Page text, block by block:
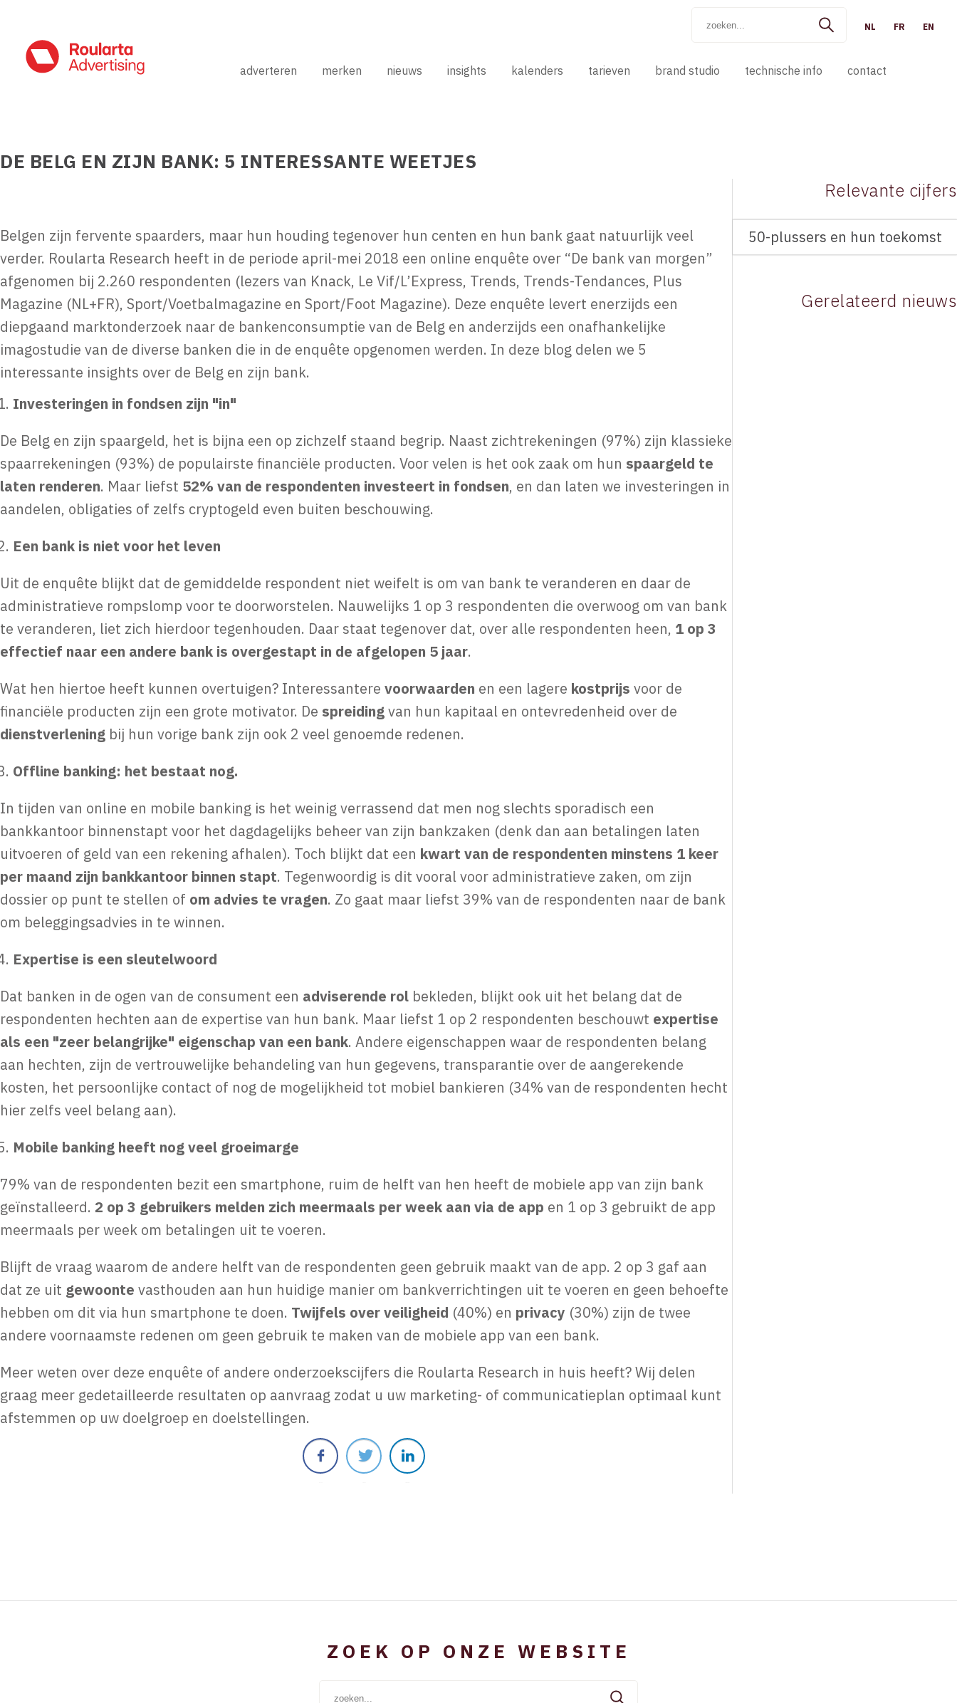
NL FR EN
adverteren merken nieuws insights kalenders tarieven brand studio technische info contact
DE BELG EN ZIJN BANK: 5 INTERESSANTE WEETJES
Belgen zijn fervente spaarders, maar hun houding tegenover hun centen en hun bank gaat natuurlijk veel
verder. Roularta Research heeft in de periode april-mei 2018 een online enquête over “De bank van morgen”
afgenomen bij 2.260 respondenten (lezers van Knack, Le Vif/L’Express, Trends, Trends-Tendances, Plus
Magazine (NL+FR), Sport/Voetbalmagazine en Sport/Foot Magazine). Deze enquête levert enerzijds een
diepgaand marktonderzoek naar de bankenconsumptie van de Belg en anderzijds een onafhankelijke
imagostudie van de diverse banken die in de enquête opgenomen werden. In deze blog delen we 5
interessante insights over de Belg en zijn bank.
Investeringen in fondsen zijn "in"
De Belg en zijn spaargeld, het is bijna een op zichzelf staand begrip. Naast zichtrekeningen (97%) zijn klassieke
spaarrekeningen (93%) de populairste financiële producten. Voor velen is het ook zaak om hun spaargeld te
laten renderen. Maar liefst 52% van de respondenten investeert in fondsen, en dan laten we investeringen in
aandelen, obligaties of zelfs cryptogeld even buiten beschouwing.
Een bank is niet voor het leven
Uit de enquête blijkt dat de gemiddelde respondent niet weifelt is om van bank te veranderen en daar de
administratieve rompslomp voor te doorworstelen. Nauwelijks 1 op 3 respondenten die overwoog om van bank
te veranderen, liet zich hierdoor tegenhouden. Daar staat tegenover dat, over alle respondenten heen, 1 op 3
effectief naar een andere bank is overgestapt in de afgelopen 5 jaar.
Wat hen hiertoe heeft kunnen overtuigen? Interessantere voorwaarden en een lagere kostprijs voor de
financiële producten zijn een grote motivator. De spreidingvan hun kapitaal en ontevredenheid over de
dienstverlening bij hun vorige bank zijn ook 2 veel genoemde redenen.
Offline banking: het bestaat nog.
In tijden van online en mobile banking is het weinig verrassend dat men nog slechts sporadisch een
bankkantoor binnenstapt voor het dagdagelijks beheer van zijn bankzaken (denk dan aan betalingen laten
uitvoeren of geld van een rekening afhalen). Toch blijkt dat een kwart van de respondenten minstens 1 keer
per maand zijn bankkantoor binnen stapt. Tegenwoordig is dit vooral voor administratieve zaken, om zijn
dossier op punt te stellen of om advies te vragen. Zo gaat maar liefst 39% van de respondenten naar de bank
om beleggingsadvies in te winnen.
Expertise is een sleutelwoord
Dat banken in de ogen van de consument een adviserende rol bekleden, blijkt ook uit het belang dat de
respondenten hechten aan de expertise van hun bank. Maar liefst 1 op 2 respondenten beschouwt expertise
als een "zeer belangrijke" eigenschap van een bank. Andere eigenschappen waar de respondenten belang
aan hechten, zijn de vertrouwelijke behandeling van hun gegevens, transparantie over de aangerekende
kosten, het persoonlijke contact of nog de mogelijkheid tot mobiel bankieren (34% van de respondenten hecht
hier zelfs veel belang aan).
Mobile banking heeft nog veel groeimarge
79% van de respondenten bezit een smartphone, ruim de helft van hen heeft de mobiele app van zijn bank
geïnstalleerd. 2 op 3 gebruikers melden zich meermaals per week aan via de app en 1 op 3 gebruikt de app
meermaals per week om betalingen uit te voeren.
Blijft de vraag waarom de andere helft van de respondenten geen gebruik maakt van de app. 2 op 3 gaf aan
dat ze uit gewoonte vasthouden aan hun huidige manier om bankverrichtingen uit te voeren en geen behoefte
hebben om dit via hun smartphone te doen. Twijfels over veiligheid (40%) en privacy (30%) zijn de twee
andere voornaamste redenen om geen gebruik te maken van de mobiele app van een bank.
Meer weten over deze enquête of andere onderzoekscijfers die Roularta Research in huis heeft? Wij delen
graag meer gedetailleerde resultaten op aanvraag zodat u uw marketing- of communicatieplan optimaal kunt
afstemmen op uw doelgroep en doelstellingen.
Relevante cijfers
50-plussers en hun toekomst
Gerelateerd nieuws
ZOEK OP ONZE WEBSITE